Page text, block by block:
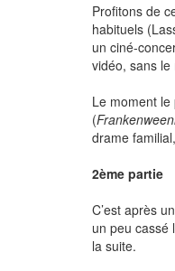
Profitons de
habituels
un ciné-
vidéo, sans
Le moment le
(
drame
2ème partie
C’est après
un peu cassé
la suite.